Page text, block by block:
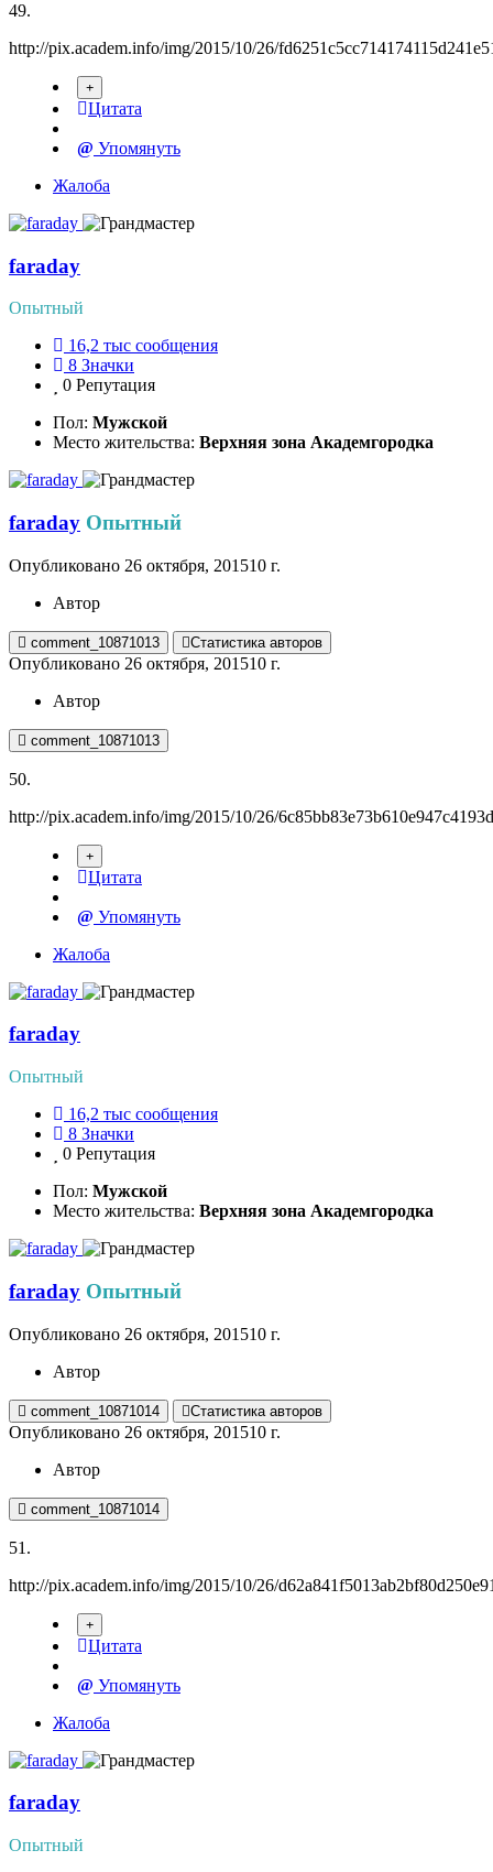
49.
http://pix.academ.info/img/2015/10/26/
Цитата
Упомянуть
Жалоба
faraday
Опытный
16,2 тыс сообщения
8 Значки
0 Репутация
Пол: Мужской
Место жительства: Верхняя зона Академгородка
faraday Опытный
Опубликовано 26 октября, 201510 г.
Автор
comment_10871013 Статистика авторов
Опубликовано 26 октября, 201510 г.
Автор
comment_10871013
50.
http://pix.academ.info/img/2015/10/26/
Цитата
Упомянуть
Жалоба
faraday
Опытный
16,2 тыс сообщения
8 Значки
0 Репутация
Пол: Мужской
Место жительства: Верхняя зона Академгородка
faraday Опытный
Опубликовано 26 октября, 201510 г.
Автор
comment_10871014 Статистика авторов
Опубликовано 26 октября, 201510 г.
Автор
comment_10871014
51.
http://pix.academ.info/img/2015/10/26/
Цитата
Упомянуть
Жалоба
faraday
Опытный